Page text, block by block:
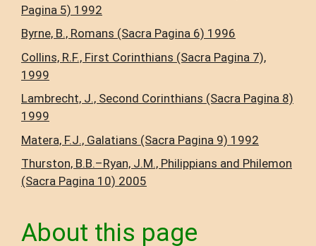
Pagina 5) 1992
Byrne, B., Romans (Sacra Pagina 6) 1996
Collins, R.F., First Corinthians (Sacra Pagina 7),
1999
Lambrecht, J., Second Corinthians (Sacra Pagina 8)
1999
Matera, F.J., Galatians (Sacra Pagina 9) 1992
Thurston, B.B.–Ryan, J.M., Philippians and Philemon
(Sacra Pagina 10) 2005
About this page